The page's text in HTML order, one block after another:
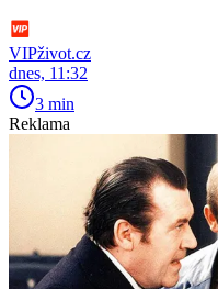
VIPživot.cz
dnes, 11:32
3 min
Reklama